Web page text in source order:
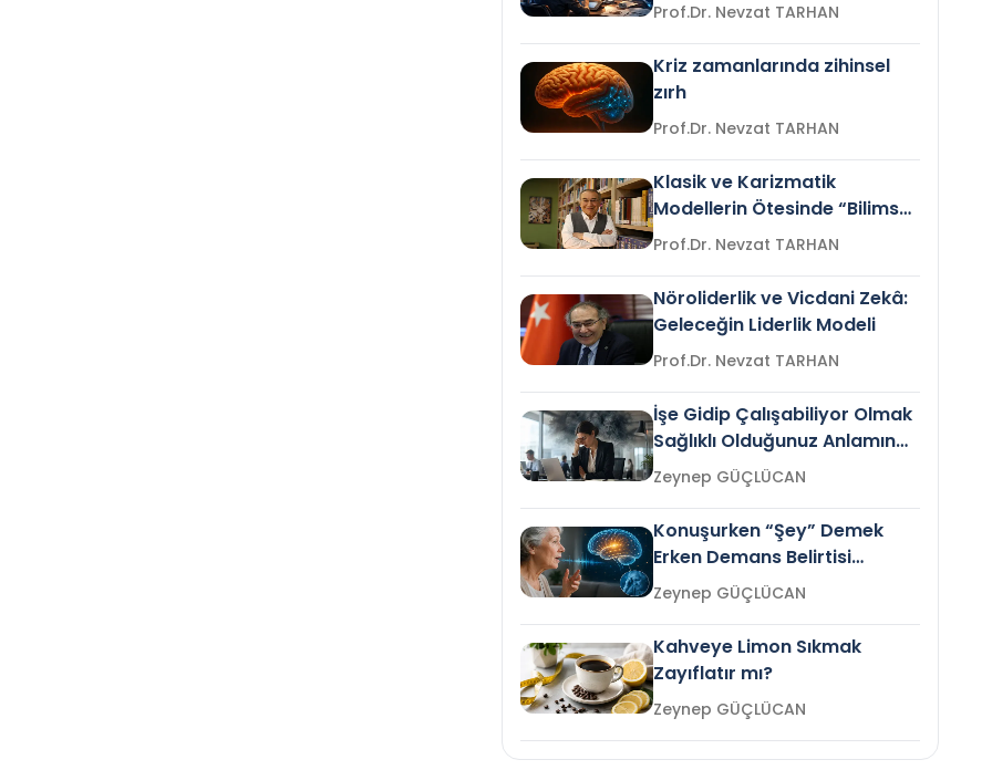
Prof.Dr. Nevzat TARHAN
Kriz zamanlarında zihinsel
zırh
Prof.Dr. Nevzat TARHAN
Klasik ve Karizmatik
Modellerin Ötesinde “Bilimsel
Liderlik”
Prof.Dr. Nevzat TARHAN
Nöroliderlik ve Vicdani Zekâ:
Geleceğin Liderlik Modeli
Prof.Dr. Nevzat TARHAN
İşe Gidip Çalışabiliyor Olmak
Sağlıklı Olduğunuz Anlamına
Gelir mi?Zeynep GÜÇLÜCAN
Konuşurken “Şey” Demek
Erken Demans Belirtisi
Olabilir mi?Zeynep GÜÇLÜCAN
Kahveye Limon Sıkmak
Zayıflatır mı?
Zeynep GÜÇLÜCAN